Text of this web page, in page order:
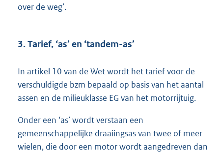
over de weg’.
3. Tarief, ‘as’ en ‘tandem-as’
In artikel 10 van de Wet wordt het tarief voor de
verschuldigde bzm bepaald op basis van het aantal
assen en de milieuklasse EG van het motorrijtuig.
Onder een ‘as’ wordt verstaan een
gemeenschappelijke draaiingsas van twee of meer
wielen, die door een motor wordt aangedreven dan